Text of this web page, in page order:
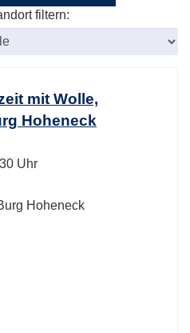
filtern:
mit Wolle,
Hoheneck
Uhr
Hoheneck